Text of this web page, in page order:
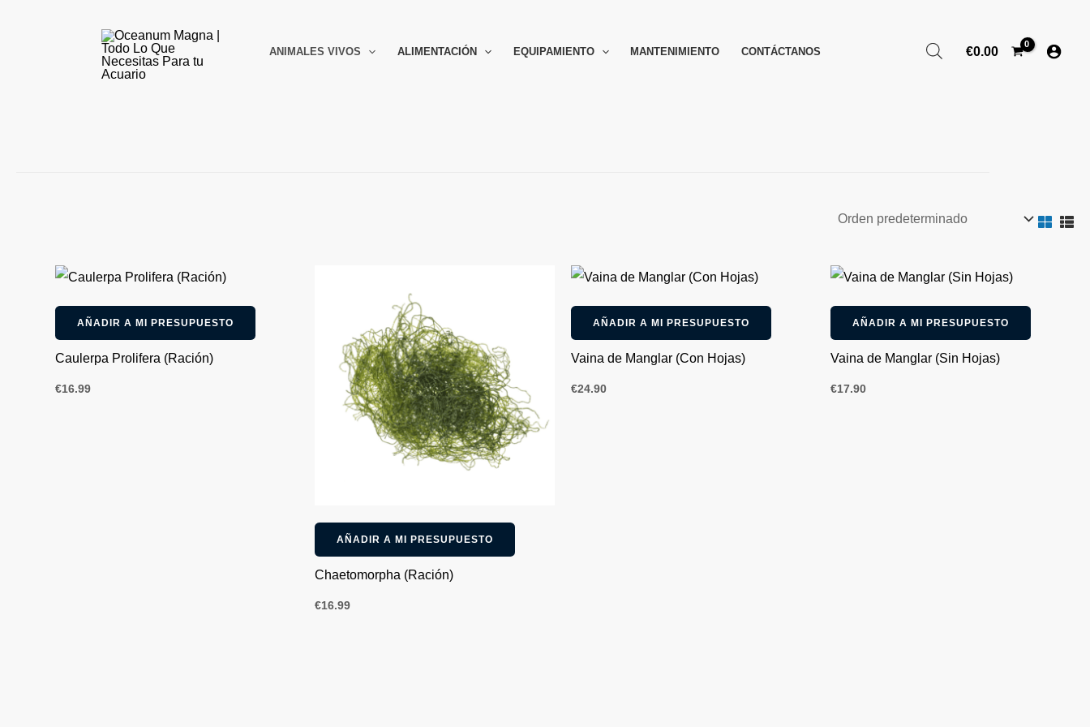
ANIMALES VIVOS ALIMENTACIÓN EQUIPAMIENTO MANTENIMIENTO CONTÁCTANOS €0.00
AÑADIR A MI PRESUPUESTO
Caulerpa Prolifera (Ración)
€16.99
AÑADIR A MI PRESUPUESTO
Chaetomorpha (Ración)
€16.99
AÑADIR A MI PRESUPUESTO
Vaina de Manglar (Con Hojas)
€24.90
AÑADIR A MI PRESUPUESTO
Vaina de Manglar (Sin Hojas)
€17.90